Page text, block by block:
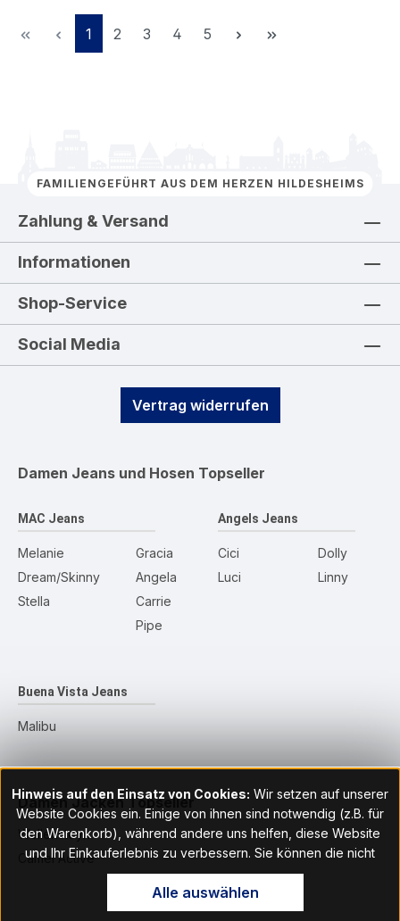
Seite
1 Seite
2 Seite
3 Seite
4 Seite
5
FAMILIENGEFÜHRT AUS DEM HERZEN HILDESHEIMS
Zahlung & Versand
Informationen
Shop-Service
Social Media
Vertrag widerrufen
Damen Jeans und Hosen Topseller
MAC Jeans
Melanie
Dream/Skinny
Stella
Gracia
Angela
Carrie
Pipe
Angels Jeans
Cici
Luci
Dolly
Linny
Buena Vista Jeans
Malibu
Damen JackenTopseller
Wellensteyn
Camel Active
Hinweis auf den Einsatz von Cookies: Wir setzen auf unserer
Website Cookies ein. Einige von ihnen sind notwendig (z.B. für
den Warenkorb), während andere uns helfen, diese Website
und Ihr Einkauferlebnis zu verbessern. Sie können die nicht
notwendigen Cookies mit Klick auf „OK“ akzeptieren oder per
Klick auf "Nur technisch notwendige akzeptieren" ablehnen. Den
Zugang zu den Cookie-Einstellungen finden Sie im Fußbereich
Alle auswählen